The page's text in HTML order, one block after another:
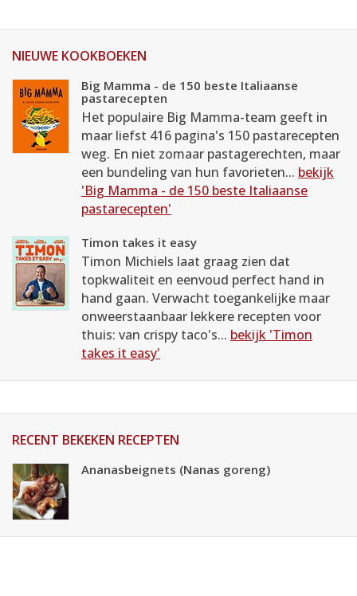
NIEUWE KOOKBOEKEN
Big Mamma - de 150 beste Italiaanse
pastarecepten
Het populaire Big Mamma-team geeft in
maar liefst 416 pagina's 150 pastarecepten
weg. En niet zomaar pastagerechten, maar
een bundeling van hun favorieten... bekijk
'Big Mamma - de 150 beste Italiaanse
pastarecepten'
Timon takes it easy
Timon Michiels laat graag zien dat
topkwaliteit en eenvoud perfect hand in
hand gaan. Verwacht toegankelijke maar
onweerstaanbaar lekkere recepten voor
thuis: van crispy taco's... bekijk 'Timon
takes it easy'
RECENT BEKEKEN RECEPTEN
Ananasbeignets (Nanas goreng)